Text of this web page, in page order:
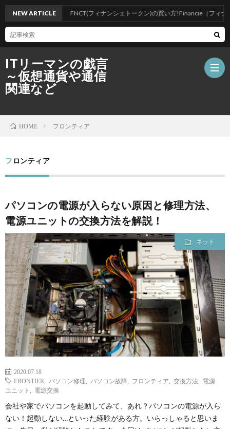
ITリーマンの戯言
～仮想通貨や通信
関連など
ム
想
貨
グ・
営
レ
ポ
ト
イ
イ
バ
シ
ポ
ロ
フ
ィ
ル
NEW ARTICLE
【仮想通貨】FNCT(フィナンシェトークン)の買い方!Financie（フィナンシェ
HOME フロンティア
フロンティア
パソコンの電源が入らない原因と修理方法、
電源ユニットの交換方法を解説！
ネット
2020.07.18
FRONTIER
パソコン修理 パソコン故障 フロンティア 交換方法
電源
ユニット
電源交換
会社や家でパソコンを起動してみて、あれ？パソコンの電源が入ら
ない！起動しない…といった経験がある方。いらっしゃると思いま